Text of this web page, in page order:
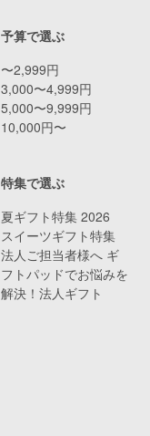
予算で選ぶ
〜2,999円
3,000〜4,999円
5,000〜9,999円
10,000円〜
特集で選ぶ
夏ギフト特集 2026
スイーツギフト特集
法人ご担当者様へ ギ
フトパッドでお悩みを
解決！法人ギフト